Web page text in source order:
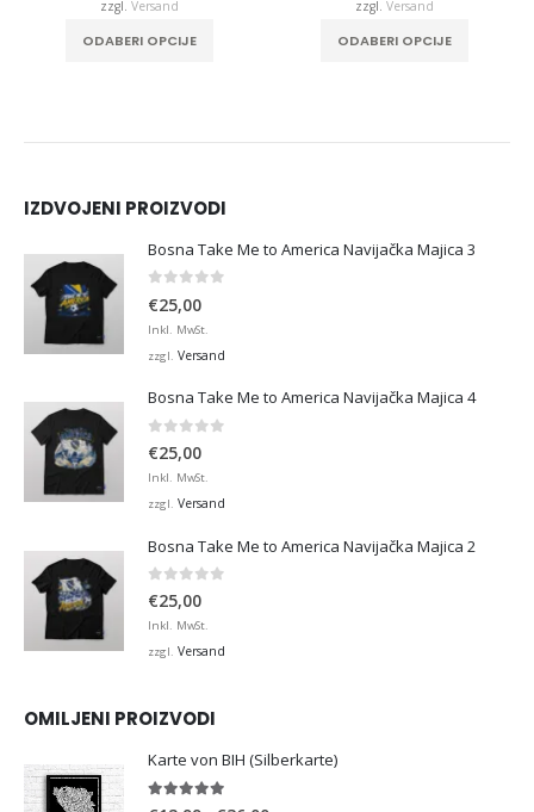
zzgl. Versand
ODABERI OPCIJE
zzgl. Versand
ODABERI OPCIJE
IZDVOJENI PROIZVODI
Bosna Take Me to America Navijačka Majica 3
€25,00
Inkl. MwSt.
zzgl. Versand
Bosna Take Me to America Navijačka Majica 4
0 von 5
€25,00
Inkl. MwSt.
zzgl. Versand
Bosna Take Me to America Navijačka Majica 2
0 von 5
€25,00
Inkl. MwSt.
zzgl. Versand
OMILJENI PROIZVODI
Karte von BIH (Silberkarte)
4.92 von 5